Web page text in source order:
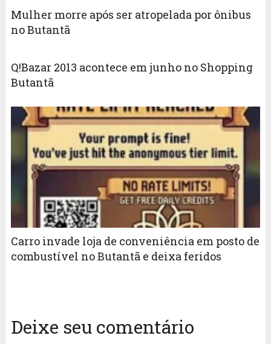
Mulher morre após ser atropelada por ônibus
no Butantã
Q!Bazar 2013 acontece em junho no Shopping
Butantã
Carro invade loja de conveniência em posto de
combustível no Butantã e deixa feridos
Deixe seu comentário